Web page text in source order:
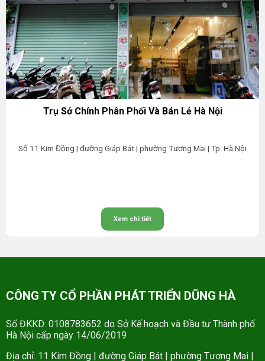
Trụ Sở Chính Phân Phối Và Bán Lẻ Hà Nội
Số 11 Kim Đồng | đường Giáp Bát | phường Tương Mai | Tp. Hà Nội
Xem chi tiết
CÔNG TY CỔ PHẦN PHÁT TRIỂN DŨNG HÀ
Số ĐKKD: 0108783652 do Sở Kế hoạch và Đầu tư Thành phố
Hà Nội cấp ngày 14/06/2019
Địa chỉ: 11 Kim Đồng | đường Giáp Bát | phường Tương Mai |